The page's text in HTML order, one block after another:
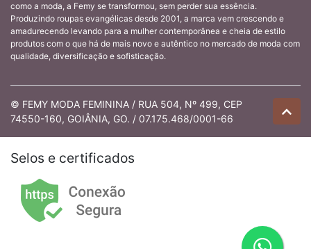
como a moda, a Femy se transformou, sem perder sua essência.
Produzindo roupas evangélicas desde 2001, a marca vem crescendo e
amadurecendo levando para a mulher contemporânea e cheia de estilo
produtos com o que há de mais novo e autêntico no mercado de moda com
qualidade, diversificação e sofisticação.
© FEMY MODA FEMININA / RUA 504, Nº 499, CEP
74550-160, GOIÂNIA, GO. / 07.175.468/0001-66
Selos e certificados